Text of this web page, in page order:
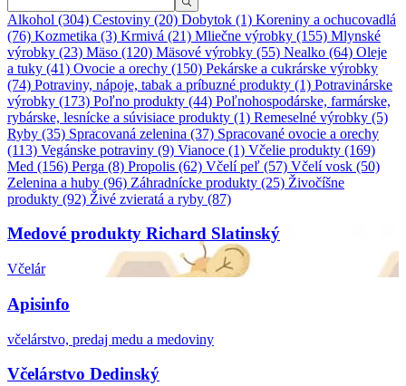
Alkohol (304) Cestoviny (20) Dobytok (1) Koreniny a ochucovadlá
(76) Kozmetika (3) Krmivá (21) Mliečne výrobky (155) Mlynské
výrobky (23) Mäso (120) Mäsové výrobky (55) Nealko (64) Oleje
a tuky (41) Ovocie a orechy (150) Pekárske a cukrárske výrobky
(74) Potraviny, nápoje, tabak a príbuzné produkty (1) Potravinárske
výrobky (173) Poľno produkty (44) Poľnohospodárske, farmárske,
rybárske, lesnícke a súvisiace produkty (1) Remeselné výrobky (5)
Ryby (35) Spracovaná zelenina (37) Spracované ovocie a orechy
(113) Vegánske potraviny (9) Vianoce (1) Včelie produkty (169)
Med (156) Perga (8) Propolis (62) Včelí peľ (57) Včelí vosk (50)
Zelenina a huby (96) Záhradnícke produkty (25) Živočíšne
produkty (92) Živé zvieratá a ryby (87)
Medové produkty Richard Slatinský
Včelár
Apisinfo
včelárstvo, predaj medu a medoviny
Včelárstvo Dedinský